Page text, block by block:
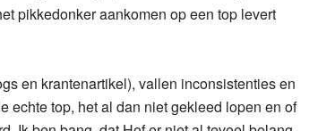
pikkedonker aankomen op een top levert
en krantenartikel), vallen inconsistenties en
echte top, het al dan niet gekleed lopen en of